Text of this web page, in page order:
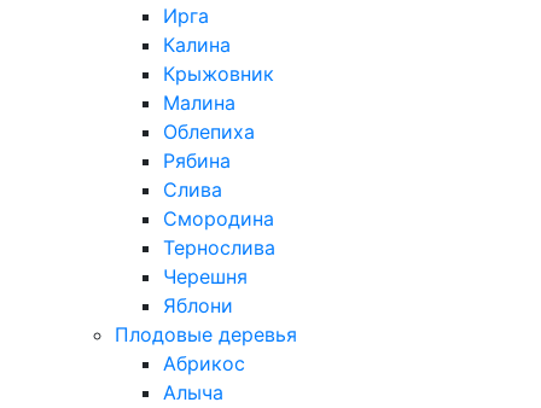
Ирга
Калина
Крыжовник
Малина
Облепиха
Рябина
Слива
Смородина
Тернослива
Черешня
Яблони
Плодовые деревья
Абрикос
Алыча